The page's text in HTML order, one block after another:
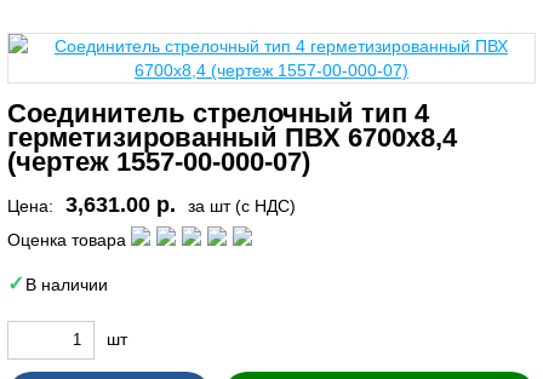
Соединитель стрелочный тип 4
герметизированный ПВХ 6700х8,4
(чертеж 1557-00-000-07)
Цена: 3,631.00 р.
за шт (с НДС)
Оценка товара
В наличии
шт